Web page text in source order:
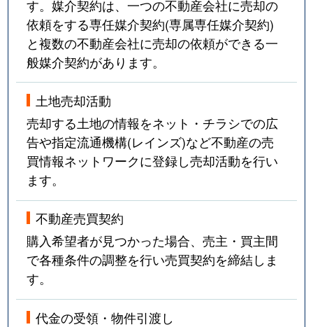
す。媒介契約は、一つの不動産会社に売却の
依頼をする専任媒介契約(専属専任媒介契約)
と複数の不動産会社に売却の依頼ができる一
般媒介契約があります。
土地売却活動
売却する土地の情報をネット・チラシでの広
告や指定流通機構(レインズ)など不動産の売
買情報ネットワークに登録し売却活動を行い
ます。
不動産売買契約
購入希望者が見つかった場合、売主・買主間
で各種条件の調整を行い売買契約を締結しま
す。
代金の受領・物件引渡し